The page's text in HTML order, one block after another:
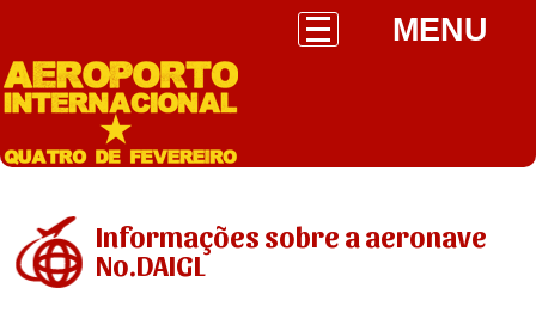
MENU
Informações sobre a aeronave
No.DAIGL